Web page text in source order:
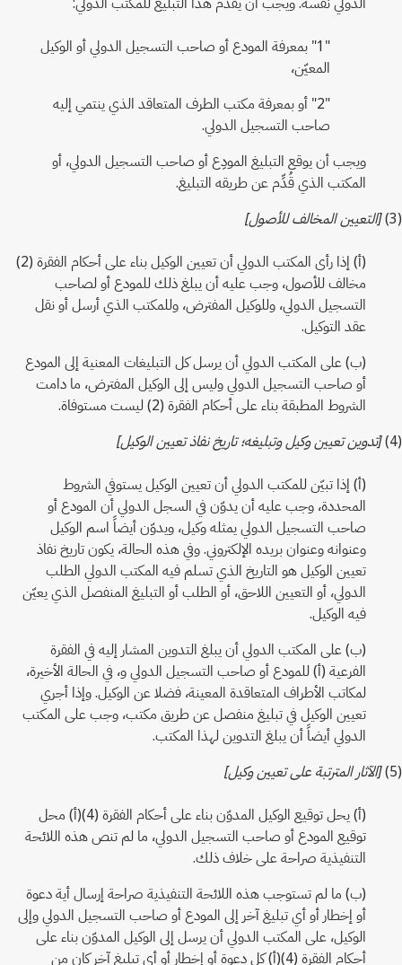
"1" بمعرفة المودع أو صاحب التسجيل الدولي أو الوكيل
المعيّن،
"2" أو بمعرفة مكتب الطرف المتعاقد الذي ينتمي إليه
صاحب التسجيل الدولي.
ويجب أن يوقع التبليغ المودِع أو صاحب التسجيل الدولي، أو
المكتب الذي قُدِّم عن طريقه التبليغ.
(3)
[التعيين المخالف للأصول]
(أ) إذا رأى المكتب الدولي أن تعيين الوكيل بناء على أحكام الفقرة (2)
مخالف للأصول، وجب عليه أن يبلغ ذلك للمودع أو لصاحب
التسجيل الدولي، وللوكيل المفترض، وللمكتب الذي أرسل أو نقل
عقد التوكيل.
(ب) على المكتب الدولي أن يرسل كل التبليغات المعنية إلى المودع
أو صاحب التسجيل الدولي وليس إلى الوكيل المفترض، ما دامت
الشروط المطبقة بناء على أحكام الفقرة (2) ليست مستوفاة.
(4)
[تدوين تعيين وكيل وتبليغه؛ تاريخ نفاذ تعيين الوكيل]
(أ) إذا تبيّن للمكتب الدولي أن تعيين الوكيل يستوفي الشروط
المحددة، وجب عليه أن يدوّن في السجل الدولي أن المودع أو
صاحب التسجيل الدولي يمثله وكيل، ويدوّن أيضاً اسم الوكيل
وعنوانه وعنوان بريده الإلكتروني. وفي هذه الحالة، يكون تاريخ نفاذ
تعيين الوكيل هو التاريخ الذي تسلم فيه المكتب الدولي الطلب
الدولي، أو التعيين اللاحق، أو الطلب أو التبليغ المنفصل الذي يعيّن
فيه الوكيل.
(ب) على المكتب الدولي أن يبلغ التدوين المشار إليه في الفقرة
الفرعية (أ) للمودع أو صاحب التسجيل الدولي و، في الحالة الأخيرة،
لمكاتب الأطراف المتعاقدة المعينة، فضلا عن الوكيل. وإذا أجري
تعيين الوكيل في تبليغ منفصل عن طريق مكتب، وجب على المكتب
الدولي أيضاً أن يبلغ التدوين لهذا المكتب.
(5)
[الآثار المترتبة على تعيين وكيل]
(أ) يحل توقيع الوكيل المدوّن بناء على أحكام الفقرة (4)(أ) محل
توقيع المودع أو صاحب التسجيل الدولي، ما لم تنص هذه اللائحة
التنفيذية صراحة على خلاف ذلك.
(ب) ما لم تستوجب هذه اللائحة التنفيذية صراحة إرسال أية دعوة
أو إخطار أو أي تبليغ آخر إلى المودع أو صاحب التسجيل الدولي وإلى
الوكيل، على المكتب الدولي أن يرسل إلى الوكيل المدوّن بناء على
أحكام الفقرة (4)(أ) كل دعوة أو إخطار أو أي تبليغ آخر كان من